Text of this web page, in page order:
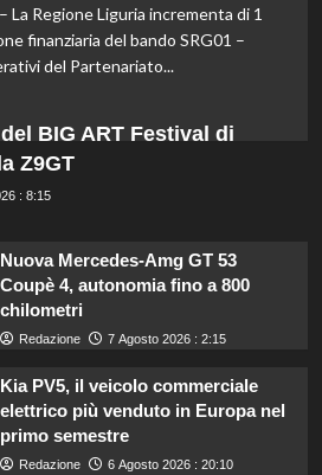
La Regione Liguria incrementa di 1
finanziaria del bando SRG01 –
del Partenariato...
BIG ART Festival di
Z9GT
: 8:15
Nuova Mercedes-Amg GT 53
Coupè 4, autonomia fino a 800
chilometri
Redazione 7 Agosto 2026 : 2:15
Kia PV5, il veicolo commerciale
elettrico più venduto in Europa nel
primo semestre
Redazione 6 Agosto 2026 : 20:10